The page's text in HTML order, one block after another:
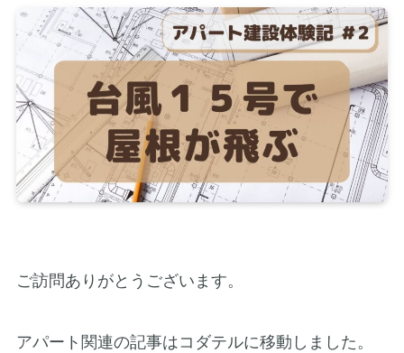
ご訪問ありがとうございます。
アパート関連の記事はコダテルに移動しました。